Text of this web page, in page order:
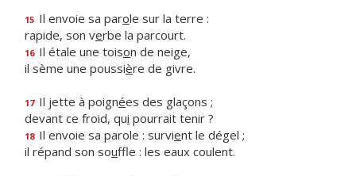
15 Il envoie sa parole sur la terre :
rapide, son verbe la parcourt.
16 Il étale une toison de neige,
il sème une poussière de givre.
17 Il jette à poignées des glaçons ;
devant ce froid, qui pourrait tenir ?
18 Il envoie sa parole : survient le dégel ;
il répand son souffle : les eaux coulent.